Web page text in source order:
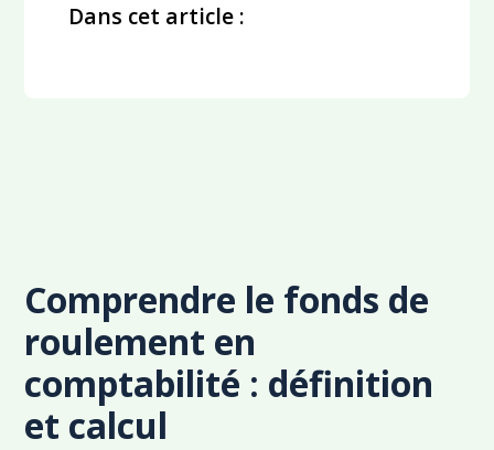
Dans cet article :
Comprendre le fonds de
roulement en
comptabilité : définition
et calcul